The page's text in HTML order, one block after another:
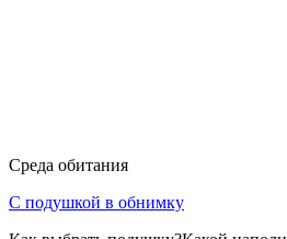
Среда обитания
С подушкой в обнимку